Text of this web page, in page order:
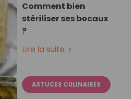
Comment bien
stériliser ses bocaux
?
Lire la suite
ASTUCES CULINAIRES